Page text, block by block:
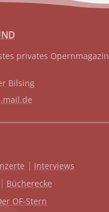
privates Opernmagazin
Bilsing
Interviews
Bücherecke
OF-Stern